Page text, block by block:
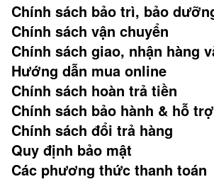
Chính sách bảo trì, bảo
Chính sách vận chuyển
Chính sách giao, nhận hàng
Hướng dẫn mua online
Chính sách hoàn trả tiền
Chính sách bảo hành & hỗ trợ
Chính sách đổi trả hàng
Quy định bảo mật
Các phương thức thanh toán